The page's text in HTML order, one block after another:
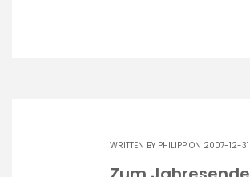
WRITTEN BY PHILIPP ON 2007-12-31